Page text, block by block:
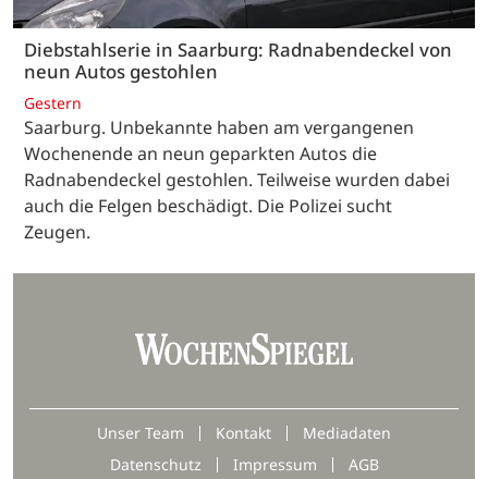
Diebstahlserie in Saarburg: Radnabendeckel von
neun Autos gestohlen
Gestern
Saarburg. Unbekannte haben am vergangenen
Wochenende an neun geparkten Autos die
Radnabendeckel gestohlen. Teilweise wurden dabei
auch die Felgen beschädigt. Die Polizei sucht
Zeugen.
Unser Team Kontakt
Mediadaten
Datenschutz
Impressum AGB